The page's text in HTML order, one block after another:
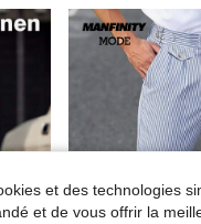
et des technologies
et de vous offrir la